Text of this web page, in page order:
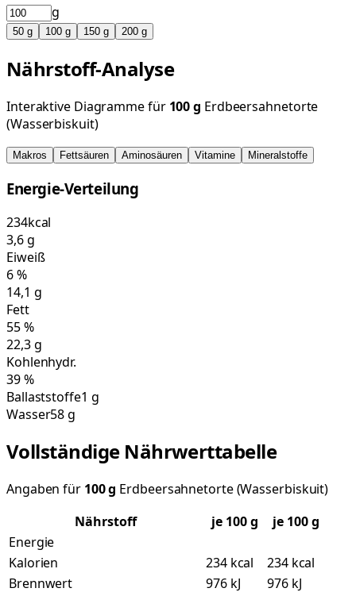
g
50 g 100 g 150 g 200 g
Nährstoff-Analyse
Interaktive Diagramme für 100g Erdbeersahnetorte
(Wasserbiskuit)
Makros Fettsäuren Aminosäuren Vitamine Mineralstoffe
Energie-Verteilung
234kcal
3,6g
Eiweiß
6%
14,1 g
Fett
55%
22,3g
Kohlenhydr.
39%
Ballaststoffe1 g
Wasser58 g
Vollständige Nährwerttabelle
Angaben für 100g Erdbeersahnetorte (Wasserbiskuit)
Nährstoff
je 100g
je 100 g
Energie
Kalorien
234 kcal
234 kcal
Brennwert
976 kJ 976 kJ